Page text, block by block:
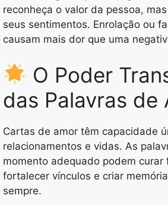
reconheça o valor da pessoa,
seus sentimentos. Enrolação ou
causam mais dor que uma
O Poder
das Palavras de
Cartas de amor têm capacidade
relacionamentos e vidas. As
momento adequado podem curar
fortalecer vínculos e criar
sempre.